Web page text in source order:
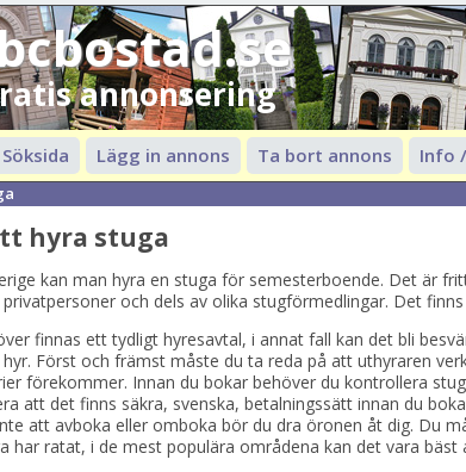
annonsering
Lägg in annons Ta bort annons Info
hyra stuga
kan man hyra en stuga för semesterboende. Det är
och dels av olika stugförmedlingar. Det
finnas ett tydligt hyresavtal, i annat fall kan det bli
hyr. Först och främst måste du ta reda på att uthyraren
förekommer. Innan du bokar behöver du kontrollera
att det finns säkra, svenska, betalningssätt innan du
att avboka eller omboka bör du dra öronen åt dig. Du
har ratat, i de mest populära områdena kan det vara